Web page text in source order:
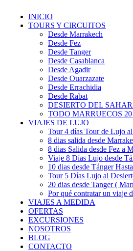
INICIO
TOURS Y CIRCUITOS
Desde Marrakech
Desde Fez
Desde Tanger
Desde Casablanca
Desde Agadir
Desde Ouarzazate
Desde Errachidia
Desde Rabat
DESIERTO DEL
TODO MARRUECOS
VIAJES DE LUJO
Tour 4 días Tour de Lujo
8 dias salida desde
8 dias Salida desde Fez a
Viaje 8 Días Lujo desde
10 dias desde Tánger
Tour 5 Días Lujo al
20 dias desde Tanger (
Por qué contratar un viaje
VIAJES A MEDIDA
OFERTAS
EXCURSIONES
NOSOTROS
BLOG
CONTACTO